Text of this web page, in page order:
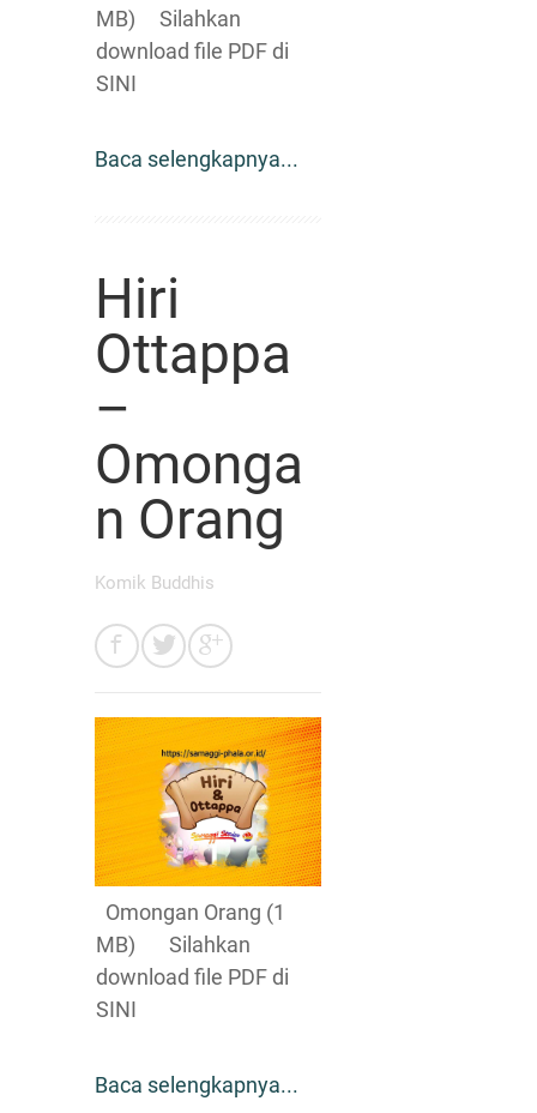
MB) Silahkan
download file PDF di
SINI
Baca selengkapnya...
Hiri
Ottappa
–
Omonga
n Orang
Komik Buddhis
Omongan Orang (1
MB) Silahkan
download file PDF di
SINI
Baca selengkapnya...